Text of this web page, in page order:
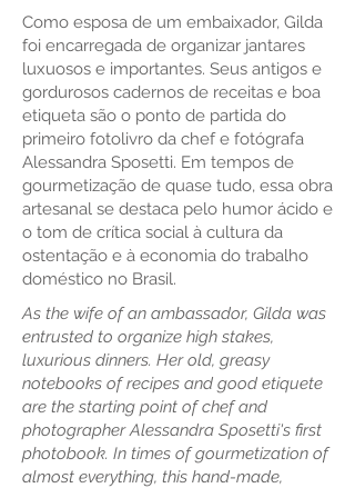
Como esposa de um embaixador, Gilda
foi encarregada de organizar jantares
luxuosos e importantes. Seus antigos e
gordurosos cadernos de receitas e boa
etiqueta são o ponto de partida do
primeiro fotolivro da chef e fotógrafa
Alessandra Sposetti. Em tempos de
gourmetização de quase tudo, essa obra
artesanal se destaca pelo humor ácido e
o tom de crítica social à cultura da
ostentação e à economia do trabalho
doméstico no Brasil.
As the wife of an ambassador, Gilda was
entrusted to organize high stakes,
luxurious dinners. Her old, greasy
notebooks of recipes and good etiquete
are the starting point of chef and
photographer Alessandra Sposetti's first
photobook. In times of gourmetization of
almost everything, this hand-made,